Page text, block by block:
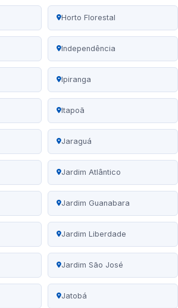
Horto Florestal
Independência
Ipiranga
Itapoã
Jaraguá
Jardim Atlântico
Jardim Guanabara
Jardim Liberdade
Jardim São José
Jatobá